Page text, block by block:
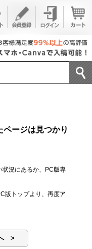
ページは見つかり
状況にあるか、PC版専
版トップより、再度ア
>